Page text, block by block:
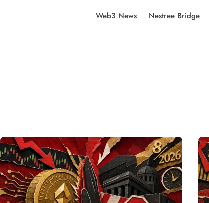
Web3 News Nestree Bridge